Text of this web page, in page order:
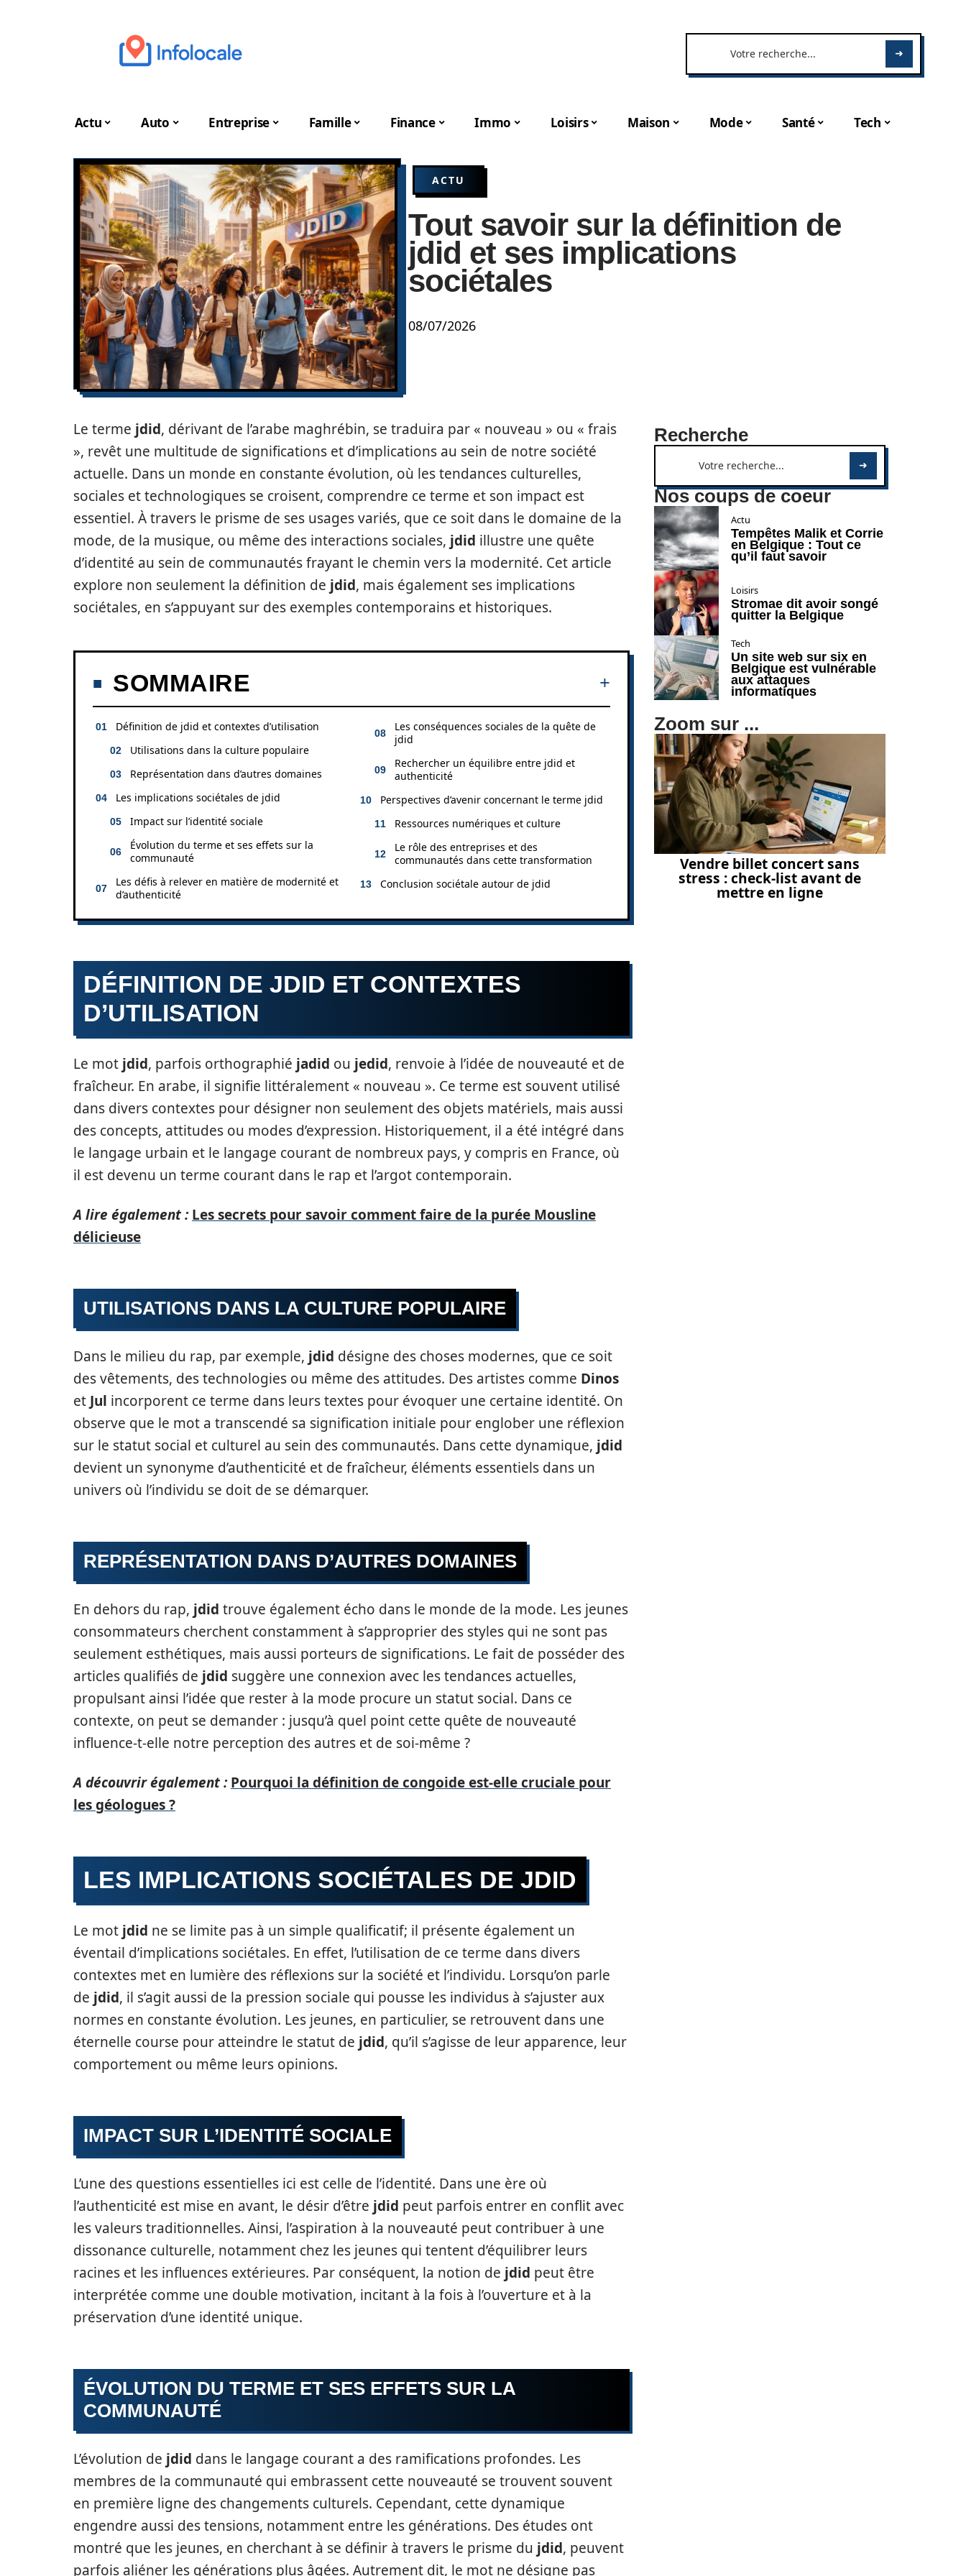
Actu Auto Entreprise Famille Finance Immo Loisirs Maison Mode Santé Tech
ACTU
Tout savoir sur la définition de
jdid et ses implications
sociétales
08/07/2026
Le terme jdid, dérivant de l’arabe maghrébin, se traduira par « nouveau » ou « frais
», revêt une multitude de significations et d’implications au sein de notre société
actuelle. Dans un monde en constante évolution, où les tendances culturelles,
sociales et technologiques se croisent, comprendre ce terme et son impact est
essentiel. À travers le prisme de ses usages variés, que ce soit dans le domaine de la
mode, de la musique, ou même des interactions sociales, jdid illustre une quête
d’identité au sein de communautés frayant le chemin vers la modernité. Cet article
explore non seulement la définition de jdid, mais également ses implications
sociétales, en s’appuyant sur des exemples contemporains et historiques.
SOMMAIRE
Définition de jdid et contextes d’utilisation
Utilisations dans la culture populaire
Représentation dans d’autres domaines
Les implications sociétales de jdid
Impact sur l’identité sociale
Évolution du terme et ses effets sur la
communauté
Les défis à relever en matière de modernité et
d’authenticité
Les conséquences sociales de la quête de
jdid
Rechercher un équilibre entre jdid et
authenticité
Perspectives d’avenir concernant le terme jdid
Ressources numériques et culture
Le rôle des entreprises et des
communautés dans cette transformation
Conclusion sociétale autour de jdid
DÉFINITION DE JDID ET CONTEXTES
D’UTILISATION
Le mot jdid, parfois orthographié jadid ou jedid, renvoie à l’idée de nouveauté et de
fraîcheur. En arabe, il signifie littéralement « nouveau ». Ce terme est souvent utilisé
dans divers contextes pour désigner non seulement des objets matériels, mais aussi
des concepts, attitudes ou modes d’expression. Historiquement, il a été intégré dans
le langage urbain et le langage courant de nombreux pays, y compris en France, où
il est devenu un terme courant dans le rap et l’argot contemporain.
A lire également : Les secrets pour savoir comment faire de la purée Mousline
délicieuse
UTILISATIONS DANS LA CULTURE POPULAIRE
Dans le milieu du rap, par exemple, jdid désigne des choses modernes, que ce soit
des vêtements, des technologies ou même des attitudes. Des artistes comme Dinos
et Jul incorporent ce terme dans leurs textes pour évoquer une certaine identité. On
observe que le mot a transcendé sa signification initiale pour englober une réflexion
sur le statut social et culturel au sein des communautés. Dans cette dynamique, jdid
devient un synonyme d’authenticité et de fraîcheur, éléments essentiels dans un
univers où l’individu se doit de se démarquer.
REPRÉSENTATION DANS D’AUTRES DOMAINES
En dehors du rap, jdid trouve également écho dans le monde de la mode. Les jeunes
consommateurs cherchent constamment à s’approprier des styles qui ne sont pas
seulement esthétiques, mais aussi porteurs de significations. Le fait de posséder des
articles qualifiés de jdid suggère une connexion avec les tendances actuelles,
propulsant ainsi l’idée que rester à la mode procure un statut social. Dans ce
contexte, on peut se demander : jusqu’à quel point cette quête de nouveauté
influence-t-elle notre perception des autres et de soi-même ?
A découvrir également : Pourquoi la définition de congoide est-elle cruciale pour
les géologues ?
LES IMPLICATIONS SOCIÉTALES DE JDID
Le mot jdid ne se limite pas à un simple qualificatif; il présente également un
éventail d’implications sociétales. En effet, l’utilisation de ce terme dans divers
contextes met en lumière des réflexions sur la société et l’individu. Lorsqu’on parle
de jdid, il s’agit aussi de la pression sociale qui pousse les individus à s’ajuster aux
normes en constante évolution. Les jeunes, en particulier, se retrouvent dans une
éternelle course pour atteindre le statut de jdid, qu’il s’agisse de leur apparence, leur
comportement ou même leurs opinions.
IMPACT SUR L’IDENTITÉ SOCIALE
L’une des questions essentielles ici est celle de l’identité. Dans une ère où
l’authenticité est mise en avant, le désir d’être jdid peut parfois entrer en conflit avec
les valeurs traditionnelles. Ainsi, l’aspiration à la nouveauté peut contribuer à une
dissonance culturelle, notamment chez les jeunes qui tentent d’équilibrer leurs
racines et les influences extérieures. Par conséquent, la notion de jdid peut être
interprétée comme une double motivation, incitant à la fois à l’ouverture et à la
préservation d’une identité unique.
ÉVOLUTION DU TERME ET SES EFFETS SUR LA
COMMUNAUTÉ
L’évolution de jdid dans le langage courant a des ramifications profondes. Les
membres de la communauté qui embrassent cette nouveauté se trouvent souvent
en première ligne des changements culturels. Cependant, cette dynamique
engendre aussi des tensions, notamment entre les générations. Des études ont
montré que les jeunes, en cherchant à se définir à travers le prisme du jdid, peuvent
parfois aliéner les générations plus âgées. Autrement dit, le mot ne désigne pas
Recherche
Nos coups de coeur
Actu
Tempêtes Malik et Corrie
en Belgique : Tout ce
qu’il faut savoir
Loisirs
Stromae dit avoir songé
quitter la Belgique
Tech
Un site web sur six en
Belgique est vulnérable
aux attaques
informatiques
Zoom sur ...
Vendre billet concert sans
stress : check-list avant de
mettre en ligne